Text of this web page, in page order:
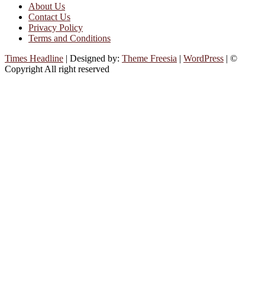
About Us
Contact Us
Privacy Policy
Terms and Conditions
Times Headline | Designed by: Theme Freesia | WordPress | ©
Copyright All right reserved